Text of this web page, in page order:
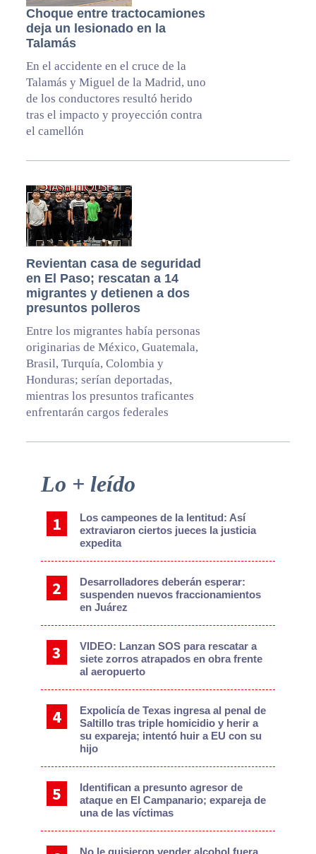
Choque entre tractocamiones
deja un lesionado en la
Talamás
En el accidente en el cruce de la
Talamás y Miguel de la Madrid, uno
de los conductores resultó herido
tras el impacto y proyección contra
el camellón
Revientan casa de seguridad
en El Paso; rescatan a 14
migrantes y detienen a dos
presuntos polleros
Entre los migrantes había personas
originarias de México, Guatemala,
Brasil, Turquía, Colombia y
Honduras; serían deportadas,
mientras los presuntos traficantes
enfrentarán cargos federales
Primary
Lo + leído
Los campeones de la lentitud: Así
extraviaron ciertos jueces la justicia
expedita
Desarrolladores deberán esperar:
suspenden nuevos fraccionamientos
en Juárez
VIDEO: Lanzan SOS para rescatar a
siete zorros atrapados en obra frente
al aeropuerto
Expolicía de Texas ingresa al penal de
Saltillo tras triple homicidio y herir a
su expareja; intentó huir a EU con su
hijo
Identifican a presunto agresor de
ataque en El Campanario; expareja de
una de las víctimas